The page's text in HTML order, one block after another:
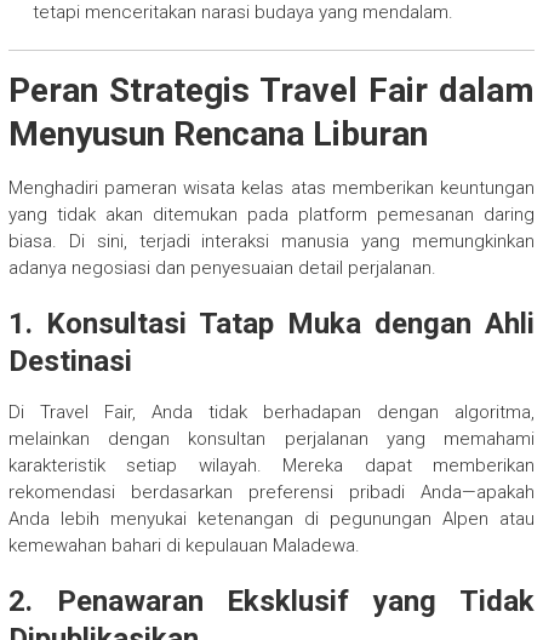
tetapi menceritakan narasi budaya yang mendalam.
Peran Strategis Travel Fair dalam
Menyusun Rencana Liburan
Menghadiri pameran wisata kelas atas memberikan keuntungan
yang tidak akan ditemukan pada platform pemesanan daring
biasa. Di sini, terjadi interaksi manusia yang memungkinkan
adanya negosiasi dan penyesuaian detail perjalanan.
1. Konsultasi Tatap Muka dengan Ahli
Destinasi
Di Travel Fair, Anda tidak berhadapan dengan algoritma,
melainkan dengan konsultan perjalanan yang memahami
karakteristik setiap wilayah. Mereka dapat memberikan
rekomendasi berdasarkan preferensi pribadi Anda—apakah
Anda lebih menyukai ketenangan di pegunungan Alpen atau
kemewahan bahari di kepulauan Maladewa.
2. Penawaran Eksklusif yang Tidak